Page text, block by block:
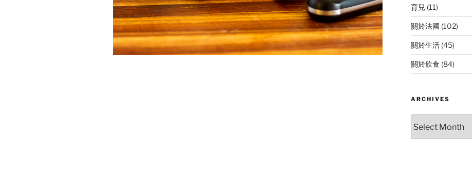
育兒 (11)
關於法國 (102)
關於生活(45)
關於飲食 (84)
ARCHIVES